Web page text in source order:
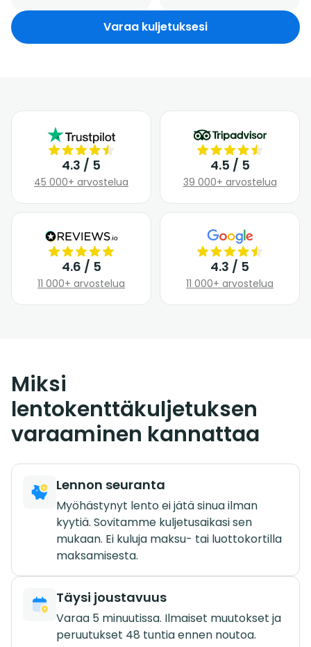
Varaa kuljetuksesi
4.3 / 5
45 000+ arvostelua
4.5 / 5
39 000+ arvostelua
4.6 / 5
11 000+ arvostelua
4.3 / 5
11 000+ arvostelua
Miksi
lentokenttäkuljetuksen
varaaminen kannattaa
Lennon seuranta
Myöhästynyt lento ei jätä sinua ilman
kyytiä. Sovitamme kuljetusaikasi sen
mukaan. Ei kuluja maksu- tai luottokortilla
maksamisesta.
Täysi joustavuus
Varaa 5 minuutissa. Ilmaiset muutokset ja
peruutukset 48 tuntia ennen noutoa.